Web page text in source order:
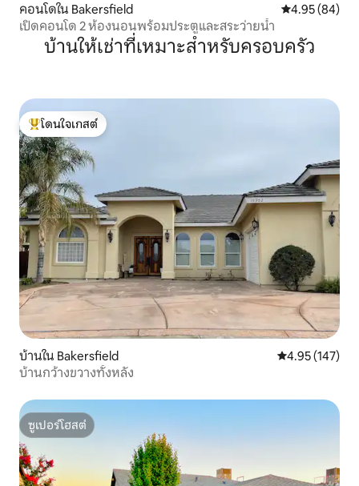
คอนโดใน Bakersfield คะแนนเฉลี่ย
4.95 (84)
เปิดคอนโด 2 ห้องนอนพร้อมประตูและสระว่ายน้ำ
บ้านให้เช่าที่เหมาะสำหรับครอบครัว
โดนใจเกสต์ที่สุด
โดนใจเกสต์
บ้านใน Bakersfield คะแนนเฉลี่ย
4.95 (147)
บ้านกว้างขวางทั้งหลัง
ซูเปอร์โฮสต์
ซูเปอร์โฮสต์